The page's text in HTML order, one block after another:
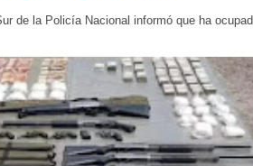
de la Policía Nacional informó que ha